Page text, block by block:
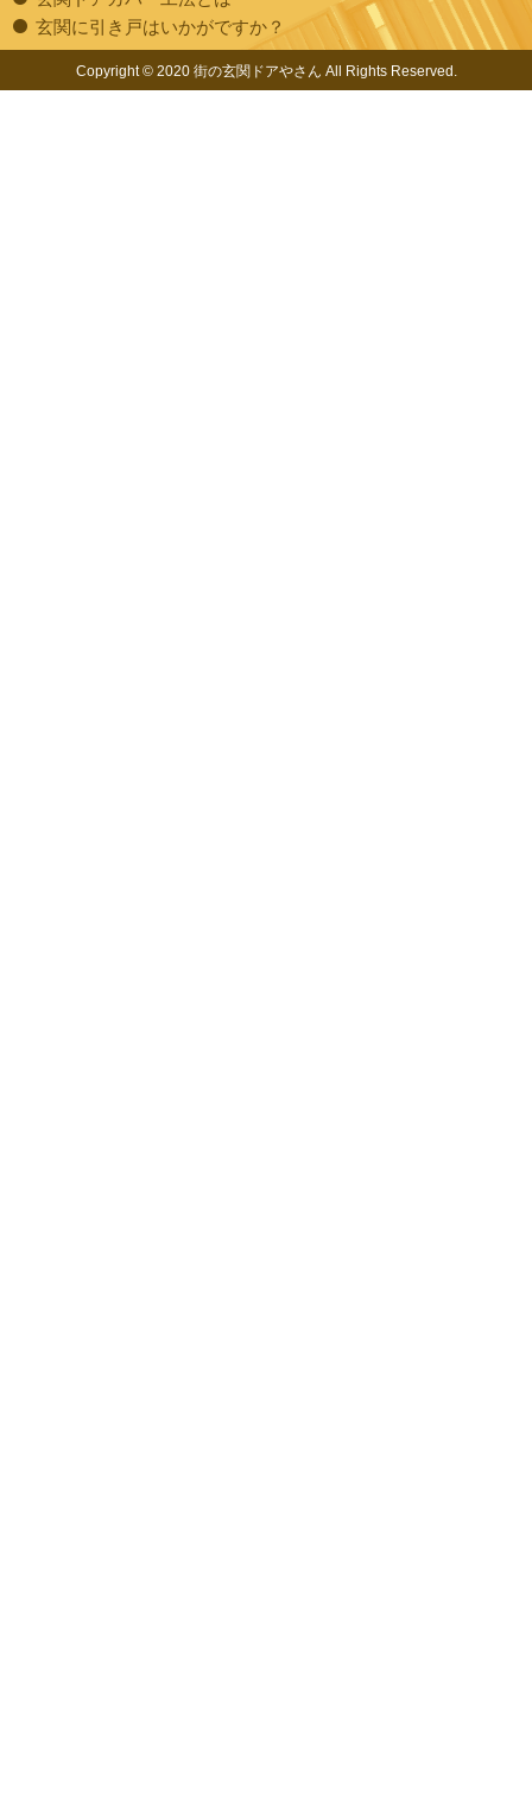
玄関に引き戸はいかがですか？
Copyright © 2020 街の玄関ドアやさん All Rights Reserved.